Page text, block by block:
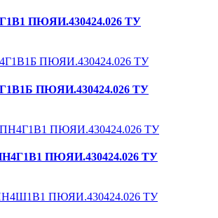
ПЮЯИ.430424.026 ТУ
ПЮЯИ.430424.026 ТУ
ПЮЯИ.430424.026 ТУ